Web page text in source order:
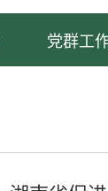
党群工